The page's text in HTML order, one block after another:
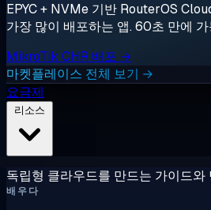
EPYC + NVMe 기반 RouterOS
가장 많이 배포하는 앱. 60초 만에 가
MikroTik CHR 배포 →
마켓플레이스 전체 보기 →
요금제
독립형 클라우드를 만드는 가이드와
배우다